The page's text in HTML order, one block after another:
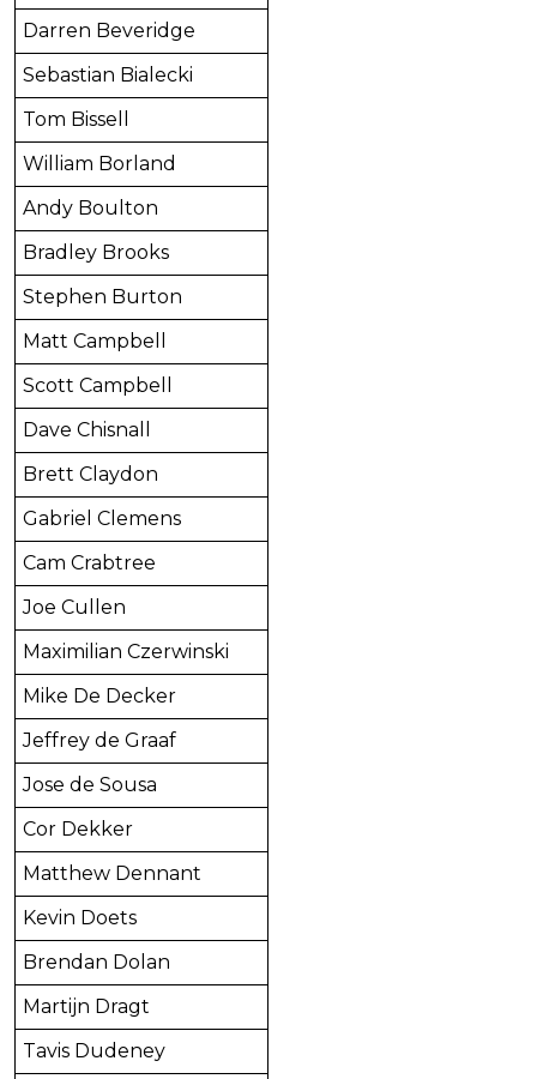
Darren Beveridge
Sebastian Bialecki
Tom Bissell
William Borland
Andy Boulton
Bradley Brooks
Stephen Burton
Matt Campbell
Scott Campbell
Dave Chisnall
Brett Claydon
Gabriel Clemens
Cam Crabtree
Joe Cullen
Maximilian Czerwinski
Mike De Decker
Jeffrey de Graaf
Jose de Sousa
Cor Dekker
Matthew Dennant
Kevin Doets
Brendan Dolan
Martijn Dragt
Tavis Dudeney